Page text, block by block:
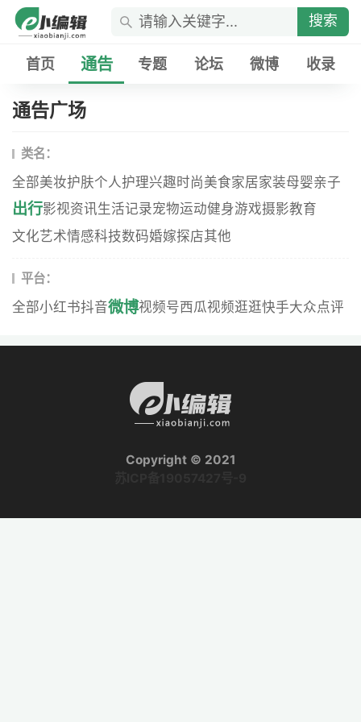
搜索
首页 通告 专题 论坛 微博 收录
通告广场
类名：
全部美妆护肤个人护理兴趣时尚美食家居家装母婴亲子
出行影视资讯生活记录宠物运动健身游戏摄影教育
文化艺术情感科技数码婚嫁探店其他
平台：
全部小红书抖音微博视频号西瓜视频逛逛快手大众点评
Copyright © 2021